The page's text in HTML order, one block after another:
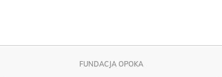
FUNDACJA OPOKA